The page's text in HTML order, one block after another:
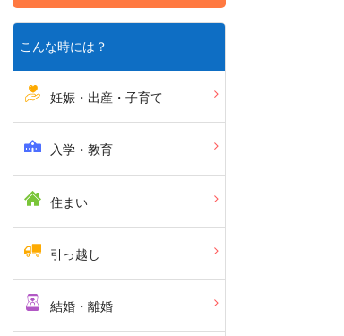
こんな時には？
妊娠・出産・子育て
入学・教育
住まい
引っ越し
結婚・離婚